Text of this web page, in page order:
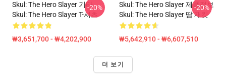
Skul: The Hero Slayer 기타
Skul: The Hero Slayer T-셔츠
₩3,651,700 - ₩4,202,900
-20%
Skul: The Hero Slayer 제품정보
Skul: The Hero Slayer 땀 재킷
₩5,642,910 - ₩6,607,510
-20%
더 보기